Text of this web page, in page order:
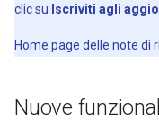
clic su Iscriviti agli
Home page delle note di
Nuove